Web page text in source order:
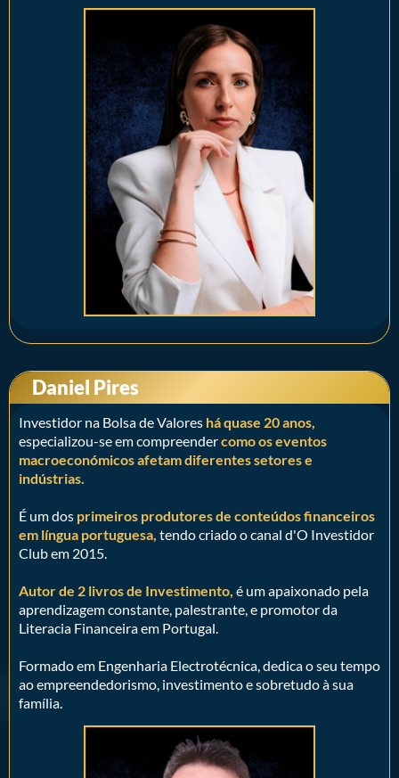
Daniel Pires
Investidor na Bolsa de Valores há quase 20 anos,
especializou-se em compreendercomo os eventos
macroeconómicos afetam diferentes setores e
indústrias.
É um dos primeiros produtores de conteúdos financeiros
em língua portuguesa, tendo criado o canal d'O Investidor
Club em 2015.
Autor de 2 livros de Investimento, é um apaixonado pela
aprendizagem constante, palestrante, e promotor da
Literacia Financeira em Portugal.
Formado em Engenharia Electrotécnica, dedica o seu tempo
ao empreendedorismo, investimento e sobretudo à sua
família.